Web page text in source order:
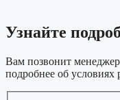
Узнайте
Вам позвонит
подробнее об условиях